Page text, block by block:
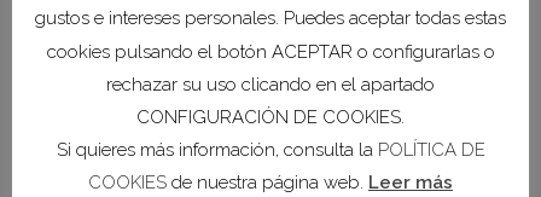
Pinatar y Torre-
Pacheco para
impulsar la economía
de la Comarca
28 julio, 2026
gustos e intereses personales. Puedes aceptar todas estas
cookies pulsando el botón ACEPTAR o configurarlas o
rechazar su uso clicando en el apartado
CONFIGURACIÓN DE COOKIES.
Si quieres más información, consulta la POLÍTICA DE
COOKIES de nuestra página web. Leer más